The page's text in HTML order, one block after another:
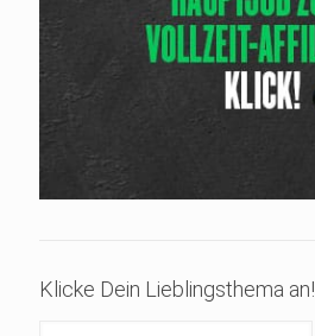
Klicke Dein Lieblingsthema an!